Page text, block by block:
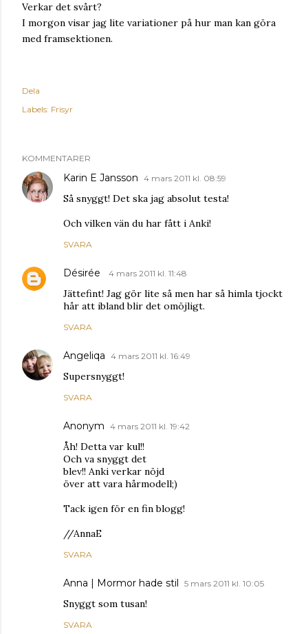
Verkar det svårt?
I morgon visar jag lite variationer på hur man kan göra
med framsektionen.
Dela
Labels: Frisyr
KOMMENTARER
Karin E Jansson 4 mars 2011 kl. 08:59
Så snyggt! Det ska jag absolut testa!
Och vilken vän du har fått i Anki!
SVARA
Désirée 4 mars 2011 kl. 11:48
Jättefint! Jag gör lite så men har så himla tjockt
hår att ibland blir det omöjligt.
SVARA
Angeliqa 4 mars 2011 kl. 16:49
Supersnyggt!
SVARA
Anonym 4 mars 2011 kl. 19:42
Åh! Detta var kul!!
Och va snyggt det
blev!! Anki verkar nöjd
över att vara hårmodell;)
Tack igen för en fin blogg!
//AnnaE
SVARA
Anna | Mormor hade stil 5 mars 2011 kl. 10:05
Snyggt som tusan!
SVARA